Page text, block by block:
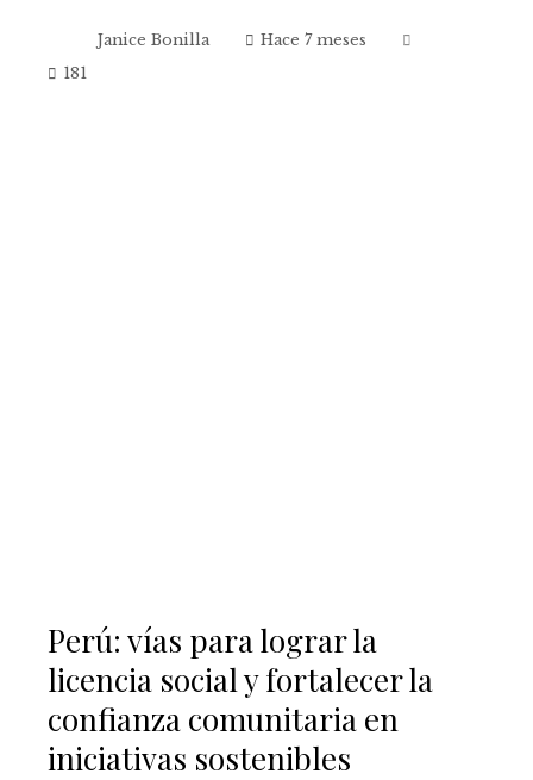
Janice Bonilla
Hace 7 meses
181
Perú: vías para lograr la
licencia social y fortalecer la
confianza comunitaria en
iniciativas sostenibles